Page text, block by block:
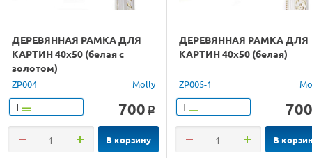
ДЕРЕВЯННАЯ РАМКА ДЛЯ
КАРТИН 40х50 (белая с
золотом)
ZP004 Molly
Т 700 o
В корзину
ДЕРЕВЯННАЯ РАМКА ДЛЯ
КАРТИН 40х50 (белая)
ZP005-1
Т 700
В